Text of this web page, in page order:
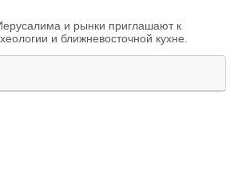
и рынки приглашают к
и ближневосточной кухне.